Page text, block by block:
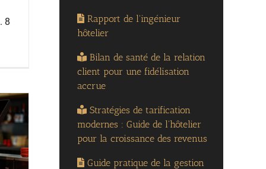
8
Rapport de l'ingénieur
hôtelier
Bilan de santé de la relation
client pour une fidélisation
accrue
Stratégies de tarification
modernes : Guide de l'hôtelier
pour la croissance des revenus
Guide pratique de la gestion